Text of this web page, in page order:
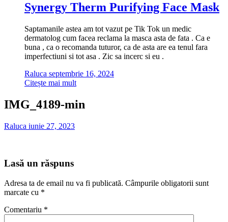
Synergy Therm Purifying Face Mask
Saptamanile astea am tot vazut pe Tik Tok un medic
dermatolog cum facea reclama la masca asta de fata . Ca e
buna , ca o recomanda tuturor, ca de asta are ea tenul fara
imperfectiuni si tot asa . Zic sa incerc si eu .
Raluca septembrie 16, 2024
Citește mai mult
IMG_4189-min
Raluca iunie 27, 2023
Lasă un răspuns
Adresa ta de email nu va fi publicată. Câmpurile obligatorii sunt
marcate cu *
Comentariu *